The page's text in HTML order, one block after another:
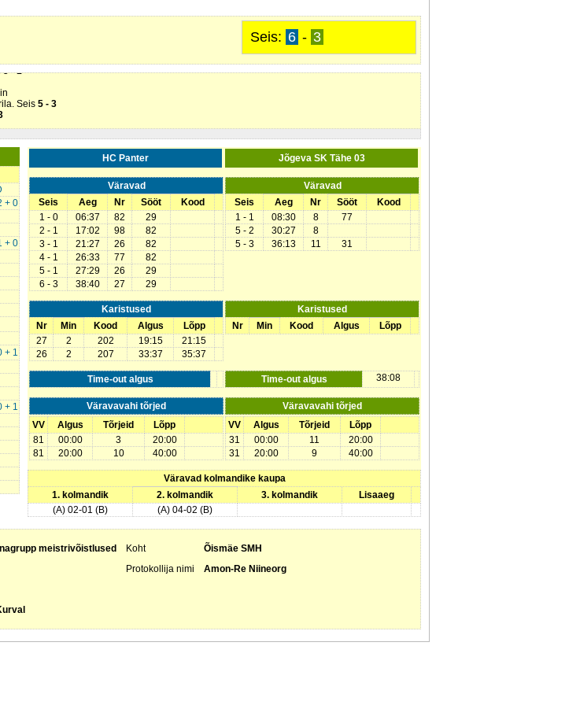
Seis: 6 - 3
Seis1 - 1
Seis
5 - 1
Seis 5 - 3
+ 0
+ 0
+ 1
+ 1
HC Panter Jõgeva SK Tähe 03
Väravad
Seis
Aeg Nr Sööt
Kood
1 - 0
06:37 82
29
2 - 1
17:02 98
82
3 - 1
21:27 26
82
4 - 1
26:33 77
82
5 - 1
27:29 26
29
6 - 3
38:40 27 29
Väravad
Seis
Aeg Nr Sööt
Kood
1 - 1
08:30 8
77
5 - 2
30:27
8
5 - 3
36:13 11 31
Karistused
Nr
Min Kood Algus
Lõpp
27
2 202 19:15
21:15
26
2 207 33:37 35:37
Karistused
Nr
Min Kood Algus Lõpp
Time-out algus Time-out algus 38:08
Väravavahi tõrjed
Väravavahi tõrjed
VV
Algus Tõrjeid
Lõpp
81
00:00 3
20:00
81
20:00 10 40:00
VV Algus Tõrjeid
Lõpp
31
00:00 11
20:00
31
20:00 9 40:00
Väravad kolmandike kaupa
1. kolmandik
2. kolmandik 3. kolmandik
Lisaaeg
(A) 02-01 (B)
(A) 04-02 (B)
meistrivõistlused Koht
Õismäe SMH
Protokollija nimi
Amon-Re Niineorg